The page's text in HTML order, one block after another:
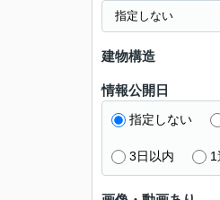
建物構造
情報公開日
指定しない
3日以内 1